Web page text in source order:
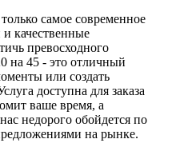
самое современное
качественные
превосходного
на 45 - это отличный
или создать
доступна для заказа
ваше время, а
недорого обойдется по
на рынке.